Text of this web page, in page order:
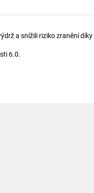
a snížili riziko zranění
6.0.